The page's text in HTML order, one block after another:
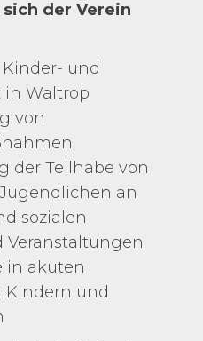
der Verein
und
Waltrop
von
der Teilhabe von
an
sozialen
Veranstaltungen
in akuten
Kindern und